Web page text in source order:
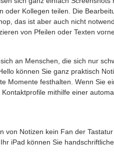
oder Kollegen teilen. Die
das ist aber auch nicht
von Pfeilen oder Texten
an Menschen, die sich nur
können Sie ganz praktisch
Momente festhalten. Wenn Sie
mithilfe einer
von Notizen kein Fan der
iPad können Sie